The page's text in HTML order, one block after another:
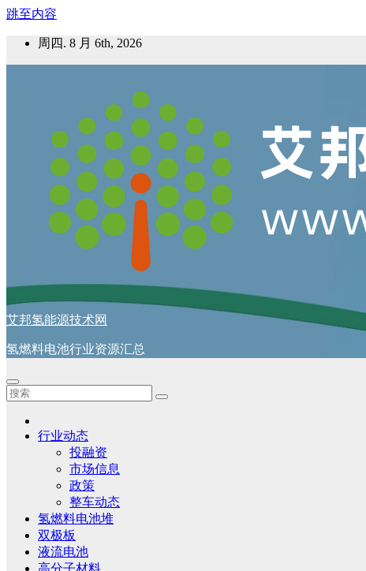
跳至内容
周四. 8 月 6th, 2026
艾邦氢能源技术网
氢燃料电池行业资源汇总
行业动态
投融资
市场信息
政策
整车动态
氢燃料电池堆
双极板
液流电池
高分子材料